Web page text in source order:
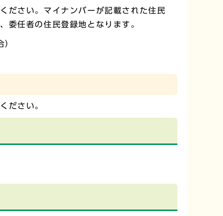
ださい。マイナンバーが記載された住民
委任者の住民登録地となります。
ださい。